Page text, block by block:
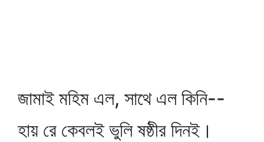
জামাই মহিম এল, সাথে এল কিনি--
হায় রে কেবলই ভুলি ষষ্ঠীর দিনই।